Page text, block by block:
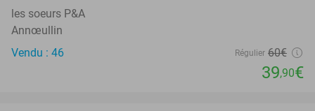
les soeurs P&A
Annœullin
Vendu : 46
Régulier 60€
39,90€